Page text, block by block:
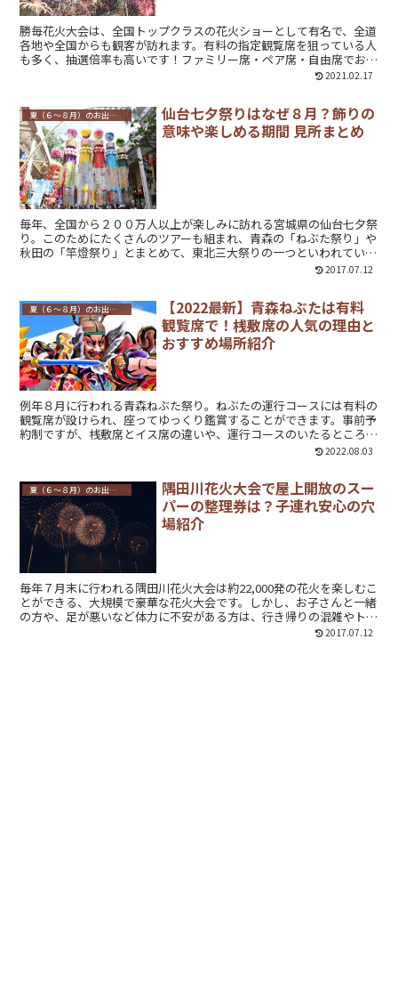
勝毎花火大会は、全国トップクラスの花火ショーとして有名で、全道
各地や全国からも観客が訪れます。有料の指定観覧席を狙っている人
も多く、抽選倍率も高いです！ファミリー席・ペア席・自由席でおす
すめの有料席はどこなのか、抽選に外れた場合の他のチャンスについ
2021.02.17
夏（６～８月）のお出かけ・イベント
仙台七夕祭りはなぜ８月？飾りの
意味や楽しめる期間 見所まとめ
毎年、全国から２００万人以上が楽しみに訪れる宮城県の仙台七夕祭
り。このためにたくさんのツアーも組まれ、青森の「ねぶた祭り」や
秋田の「竿燈祭り」とまとめて、東北三大祭りの一つといわれていま
す。七夕で短冊に願い事を書いて竹に飾るなどの行事は７月７日にし
ったのでしょうか？仙台七夕祭りが７月ではなく８月に開催される理
由や、豪華な飾りの意味と楽しめる期間、お祭りの見所をまとめて紹
介します。
2017.07.12
夏（６～８月）のお出かけ・イベント
【2022最新】青森ねぶたは有料
観覧席で！桟敷席の人気の理由と
おすすめ場所紹介
例年８月に行われる青森ねぶた祭り。ねぶたの運行コースには有料の
観覧席が設けられ、座ってゆっくり鑑賞することができます。事前予
約制ですが、桟敷席とイス席の違いや、運行コースのいたるところに
有料席があるので、どこを購入しようか悩んでしまうことも。有料観
2022.08.03
夏（６～８月）のお出かけ・イベント
隅田川花火大会で屋上開放のスー
パーの整理券は？子連れ安心の穴
場紹介
毎年７月末に行われる隅田川花火大会は約22,000発の花火を楽しむこ
とができる、大規模で豪華な花火大会です。しかし、お子さんと一緒
の方や、足が悪いなど体力に不安がある方は、行き帰りの混雑やトイ
レ、授乳スペースにも不安があることと思います。遠くからでも落ち
2017.07.12